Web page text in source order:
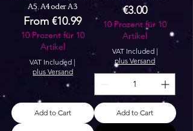
A5, A4 oder A3
From€10.99
Sale Price
10 Prozent für 10
Artikel
VAT Included |
plus Versand
Add to Cart
Price
€3.00
10 Prozent für 10
Artikel
VAT Included|
plus Versand
Add to Cart